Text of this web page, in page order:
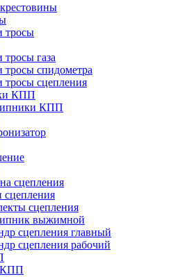
тросы
тросы газа
тросы спидометра
тросы сцепления
КПП
КПП
сцепления
сцепления
сцепления
выжимной
сцепления главный
сцепления рабочий
КПП